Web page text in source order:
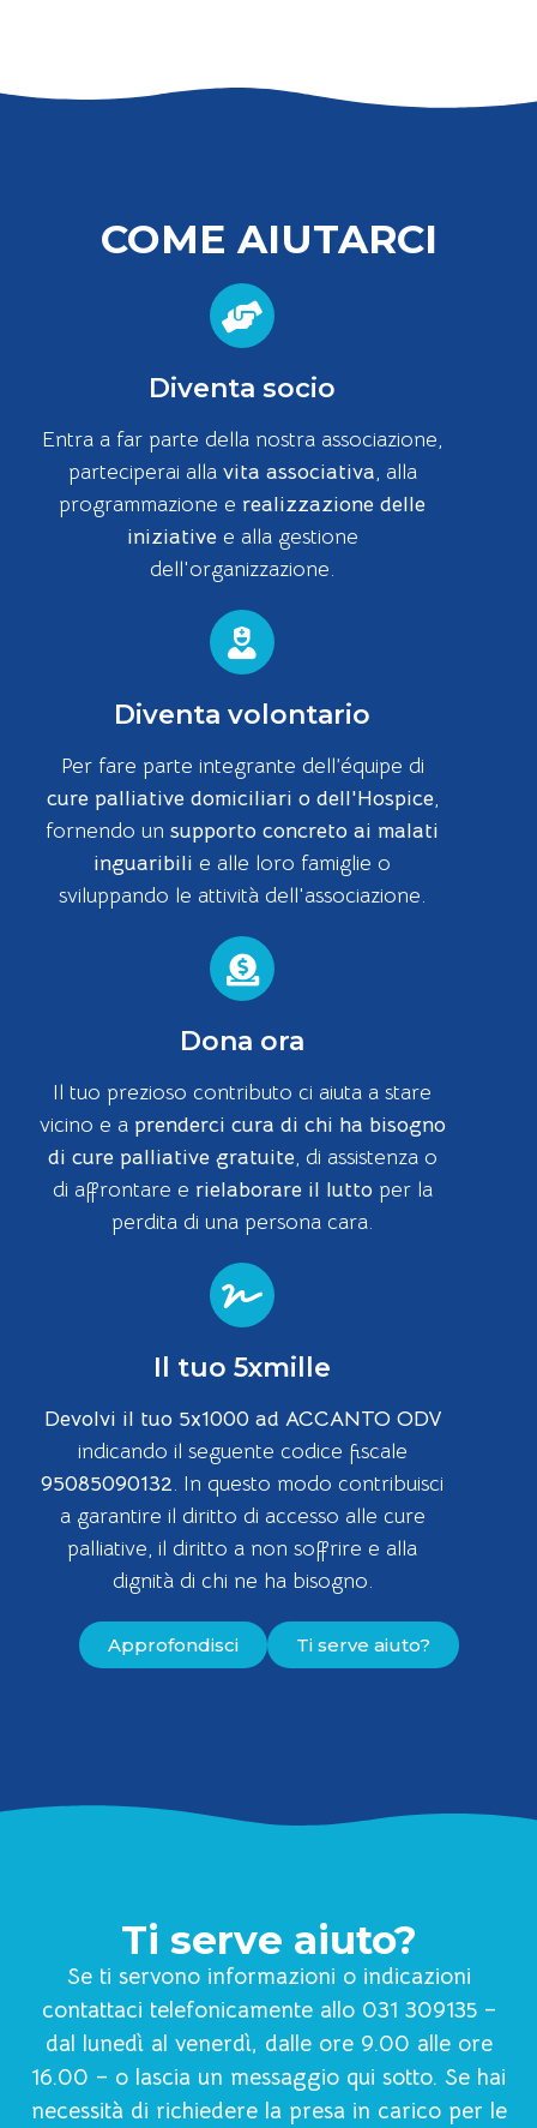
COME AIUTARCI
Diventa socio
Entra a far parte della nostra associazione,
parteciperai alla vita associativa, alla
programmazione e realizzazione delle
iniziativee alla gestione
dell'organizzazione.
Diventa volontario
Per fare parte integrante dell’équipe di
cure palliative domiciliari o dell'Hospice,
fornendo unsupporto concreto ai malati
inguaribili e alle loro famiglie o
sviluppando le attività dell'associazione.
Dona ora
Il tuo prezioso contributo ci aiuta a stare
vicino e a prenderci cura di chi ha bisogno
di cure palliative gratuite, di assistenza o
di affrontare e rielaborare il luttoper la
perdita di una persona cara.
Il tuo 5xmille
Devolvi il tuo 5x1000 ad ACCANTO ODV
indicando il seguente codice fiscale
95085090132. In questo modo contribuisci
a garantire il diritto di accesso alle cure
palliative, il diritto a non soffrire e alla
dignità di chi ne ha bisogno.
Approfondisci Ti serve aiuto?
Ti serve aiuto?
Se ti servono informazioni o indicazioni
contattaci telefonicamente allo 031 309135 –
dal lunedì al venerdì, dalle ore 9.00 alle ore
16.00 – o lascia un messaggio qui sotto. Se hai
necessità di richiedere la presa in carico per le